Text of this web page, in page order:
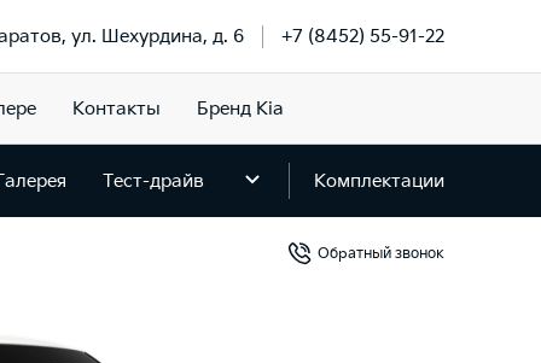
ул. Шехурдина, д. 6 +7 (8452) 55-91-22
Контакты Бренд Kia
Тест-драйв Комплектации
Обратный звонок